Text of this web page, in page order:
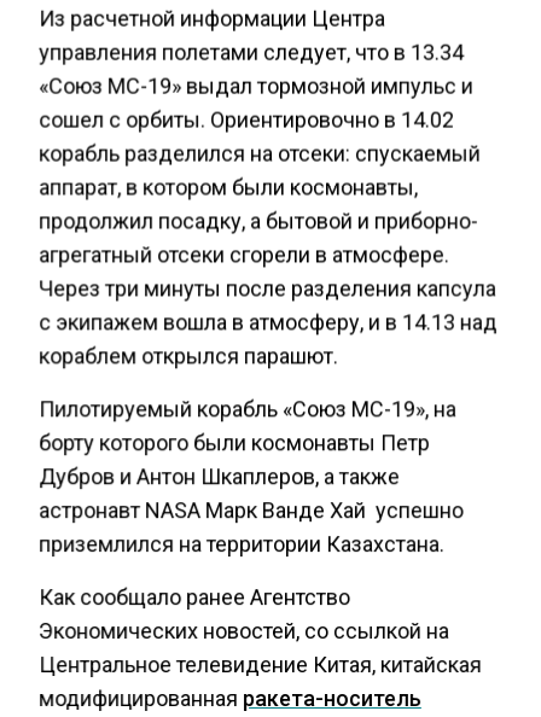
Из расчетной информации Центра
управления полетами следует, что в 13.34
«Союз МС-19» выдал тормозной импульс и
сошел с орбиты. Ориентировочно в 14.02
корабль разделился на отсеки: спускаемый
аппарат, в котором были космонавты,
продолжил посадку, а бытовой и приборно-
агрегатный отсеки сгорели в атмосфере.
Через три минуты после разделения капсула
с экипажем вошла в атмосферу, и в 14.13 над
кораблем открылся парашют.
Пилотируемый корабль «Союз МС-19», на
борту которого были космонавты Петр
Дубров и Антон Шкаплеров, а также
астронавт NASA Марк Ванде Хай успешно
приземлился на территории Казахстана.
Как сообщало ранее Агентство
Экономических новостей, со ссылкой на
Центральное телевидение Китая, китайская
модифицированная ракета-носитель